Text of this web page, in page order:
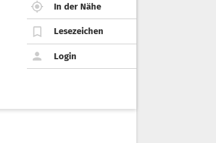
In der Nähe
Lesezeichen
Login